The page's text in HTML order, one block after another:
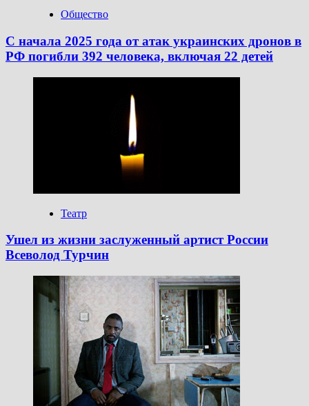
Общество
С начала 2025 года от атак украинских дронов в
РФ погибли 392 человека, включая 22 детей
Театр
Ушел из жизни заслуженный артист России
Всеволод Турчин